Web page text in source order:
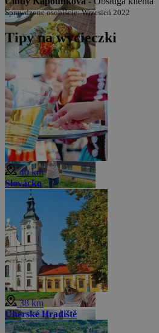
Sprawdzone osobiście: Wrzesień 2022
Tipy na wycieczki
40 km
Slovácko
38 km
Uherské Hradiště